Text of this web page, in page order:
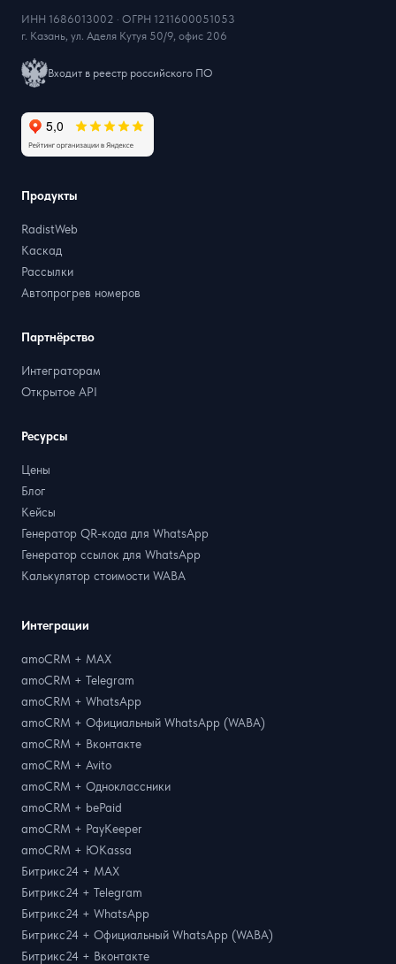
ИНН 1686013002 · ОГРН 1211600051053
г. Казань, ул. Аделя Кутуя 50/9, офис 206
Входит в реестр российского ПО
Интеграции
amoCRM + MAX
amoCRM + Telegram
amoCRM + WhatsApp
amoCRM + Официальный WhatsApp (WABA)
amoCRM + Вконтакте
amoCRM + Avito
amoCRM + Одноклассники
amoCRM + bePaid
amoCRM + PayKeeper
amoCRM + ЮKassa
Битрикс24 + MAX
Битрикс24 + Telegram
Битрикс24 + WhatsApp
Битрикс24 + Официальный WhatsApp (WABA)
Битрикс24 + Вконтакте
Продукты
RadistWeb
Каскад
Рассылки
Автопрогрев номеров
Партнёрство
Интеграторам
Открытое API
Ресурсы
Цены
Блог
Кейсы
Генератор QR-кода для WhatsApp
Генератор ссылок для WhatsApp
Калькулятор стоимости WABA